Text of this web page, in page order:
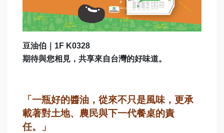
豆油伯｜1F K0328
期待與您相見，共享來自台灣的好味道。
「一瓶好的醬油，從來不只是風味，更承
載著對土地、農民與下一代餐桌的責
任。」